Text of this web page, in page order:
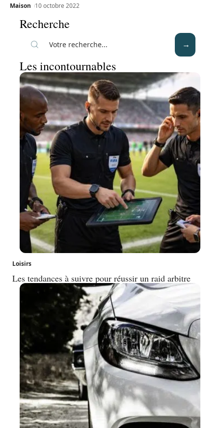
Maison 10 octobre 2022
Recherche
Les incontournables
Loisirs
Les tendances à suivre pour réussir un raid arbitre